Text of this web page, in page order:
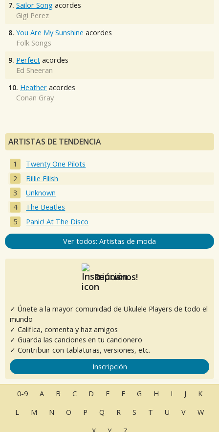
7. Sailor Song acordes
Gigi Perez
8. You Are My Sunshine acordes
Folk Songs
9. Perfect acordes
Ed Sheeran
10. Heather acordes
Conan Gray
ARTISTAS DE TENDENCIA
Twenty One Pilots
Billie Eilish
Unknown
The Beatles
Panic! At The Disco
Ver todos: Artistas de moda
Reúnanos!
✓ Únete a la mayor comunidad de Ukulele Players de todo el
mundo
✓ Califica, comenta y haz amigos
✓ Guarda las canciones en tu cancionero
✓ Contribuir con tablaturas, versiones, etc.
Inscripción
0-9 A B C D E F G H I J
K
L
M N O P Q R S T U V
W